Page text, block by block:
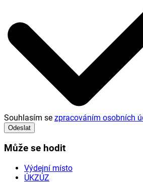
Souhlasím se zpracováním osobních
Odeslat
Může se hodit
Výdejní místo
ÚKZÚZ